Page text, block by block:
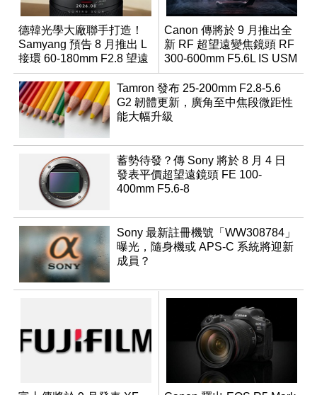
德韓光學大廠聯手打造！
Samyang 預告 8 月推出 L
接環 60-180mm F2.8 望遠
變焦鏡
Canon 傳將於 9 月推出全
新 RF 超望遠變焦鏡頭 RF
300-600mm F5.6L IS USM
Tamron 發布 25-200mm F2.8-5.6
G2 韌體更新，廣角至中焦段微距性
能大幅升級
蓄勢待發？傳 Sony 將於 8 月 4 日
發表平價超望遠鏡頭 FE 100-
400mm F5.6-8
Sony 最新註冊機號「WW308784」
曝光，隨身機或 APS-C 系統將迎新
成員？